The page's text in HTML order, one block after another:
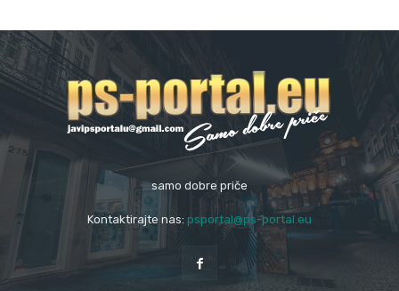
samo dobre priče
Kontaktirajte nas: psportal@ps-portal.eu